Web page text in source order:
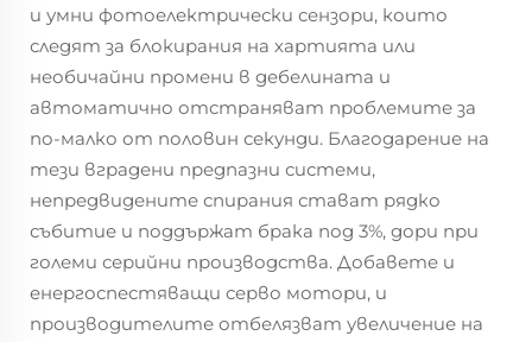
и умни фотоелектрически сензори, които
следят за блокирания на хартията или
необичайни промени в дебелината и
автоматично отстраняват проблемите за
по-малко от половин секунди. Благодарение на
тези вградени предпазни системи,
непредвидените спирания стават рядко
събитие и поддържат брака под 3%, дори при
големи серийни производства. Добавете и
енергоспестяващи серво мотори, и
производителите отбелязват увеличение на